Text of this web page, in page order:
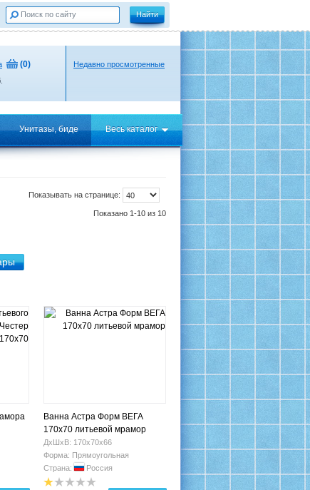
(0) Недавно просмотренные
Унитазы, биде Весь каталог
Показывать на странице:
Показано 1-10 из 10
Ванна Астра Форм ВЕГА
170х70 литьевой мрамор
ДхШхВ: 170х70х66
Форма: Прямоугольная
Страна:
Россия